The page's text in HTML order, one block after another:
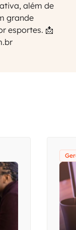
além de
grande
esportes. 📩